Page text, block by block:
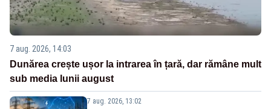
7 aug. 2026, 14:03
Dunărea crește ușor la intrarea în țară, dar rămâne mult
sub media lunii august
7 aug. 2026, 13:02